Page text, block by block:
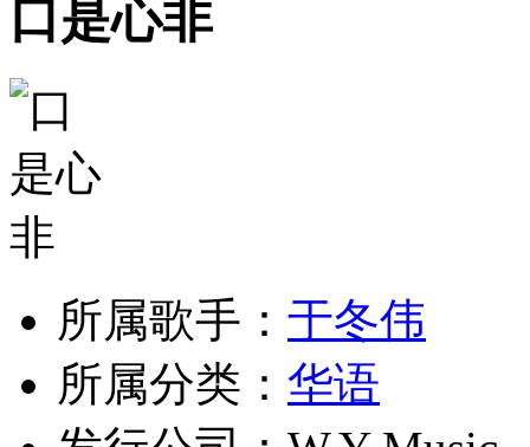
口是心非
所属歌手： 于冬伟
所属分类： 华语